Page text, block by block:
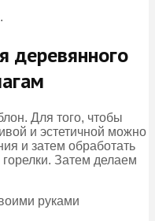
деревянного
Для того, чтобы
и эстетичной можно
и затем обработать
Затем делаем